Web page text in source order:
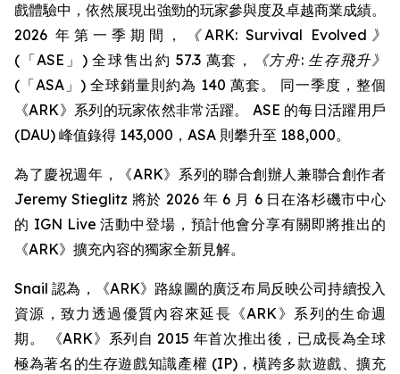
戲體驗中，依然展現出強勁的玩家參與度及卓越商業成績。
2026 年第一季期間，
《ARK: Survival Evolved》
(「ASE」) 全球售出約 57.3 萬套，
《方舟: 生存飛升》
(「ASA」) 全球銷量則約為 140 萬套。 同一季度，整個
《ARK》系列的玩家依然非常活躍。 ASE 的每日活躍用戶
(DAU) 峰值錄得 143,000，ASA 則攀升至 188,000。
為了慶祝週年，《ARK》系列的聯合創辦人兼聯合創作者
Jeremy Stieglitz 將於 2026 年 6 月 6 日在洛杉磯市中心
的 IGN Live 活動中登場，預計他會分享有關即將推出的
《ARK》擴充內容的獨家全新見解。
Snail 認為，《ARK》路線圖的廣泛布局反映公司持續投入
資源，致力透過優質內容來延長《ARK》系列的生命週
期。 《ARK》系列自 2015 年首次推出後，已成長為全球
極為著名的生存遊戲知識產權 (IP)，橫跨多款遊戲、擴充